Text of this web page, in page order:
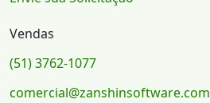
Vendas
(51) 3762-1077
comercial@zanshinsoftware.com